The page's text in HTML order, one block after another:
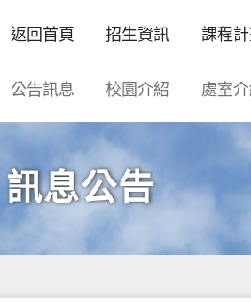
返回首頁 招生資訊 課程
公告訊息 校園介紹 處室
訊息公告